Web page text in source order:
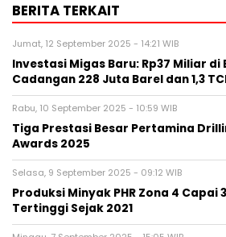
BERITA TERKAIT
Jumat, 12 September 2025 - 14:21 WIB
Investasi Migas Baru: Rp37 Miliar di
Cadangan 228 Juta Barel dan 1,3
Rabu, 10 September 2025 - 10:59 WIB
Tiga Prestasi Besar Pertamina
Awards 2025
Selasa, 9 September 2025 - 09:12 WIB
Produksi Minyak PHR Zona 4 Capai
Tertinggi Sejak 2021